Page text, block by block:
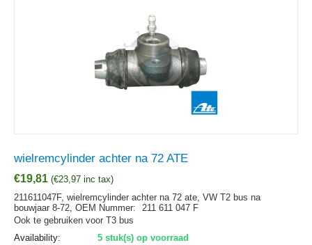
wielremcylinder achter na 72 ATE
€19,81 (€23,97 inc tax)
211611047F, wielremcylinder achter na 72 ate, VW T2 bus na
bouwjaar 8-72, OEM Nummer:
211 611 047 F
Ook te gebruiken voor T3 bus
Availability:
5 stuk(s) op voorraad